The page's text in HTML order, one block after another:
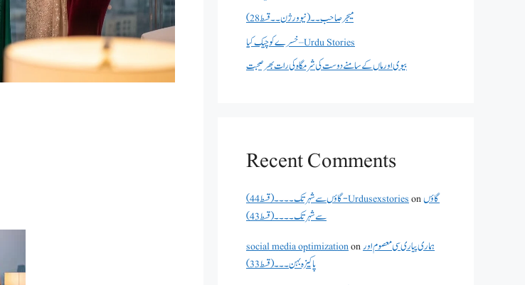
میجر صاحب۔۔( نیو ورژن ۔۔قسط 28)
خسرے کو چیک کیا – Urdu Stories
بیوی اور ماں کے سامنے دوست کی شرمگاہ کی رات بھر صحبت
Recent Comments
گاؤں سے شہر تک۔۔۔۔(قسط 44) - Urdusexstoriesonگاؤں
سے شہر تک۔۔۔۔(قسط 43)
social media optimizationonہماری پیاری سی معصوم اور
پاکیزہ بہن۔۔۔(قسط33)